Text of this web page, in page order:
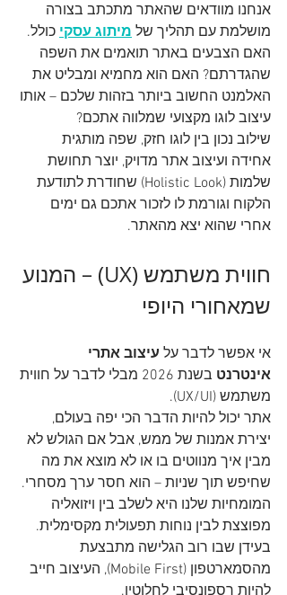
אנחנו מוודאים שהאתר מתכתב בצורה
מושלמת עם תהליך של מיתוג עסקי כולל.
האם הצבעים באתר תואמים את השפה
שהגדרתם? האם הוא מחמיא ומבליט את
האלמנט החשוב ביותר בזהות שלכם – אותו
עיצוב לוגו מקצועי שמלווה אתכם?
שילוב נכון בין לוגו חזק, שפה מותגית
אחידה ועיצוב אתר מדויק, יוצר תחושת
שלמות (Holistic Look) שחודרת לתודעת
הלקוח וגורמת לו לזכור אתכם גם ימים
אחרי שהוא יצא מהאתר.
חווית משתמש (UX) – המנוע
שמאחורי היופי
אי אפשר לדבר על עיצוב אתרי
אינטרנט
בשנת 2026 מבלי לדבר על חווית
משתמש (UX/UI).
אתר יכול להיות הדבר הכי יפה בעולם,
יצירת אמנות של ממש, אבל אם הגולש לא
מבין איך מנווטים בו או לא מוצא את מה
שחיפש תוך שניות – הוא חסר ערך מסחרי.
המומחיות שלנו היא לשלב בין ויזואליה
מפוצצת לבין נוחות תפעולית מקסימלית.
בעידן שבו רוב הגלישה מתבצעת
מהסמארטפון (Mobile First), העיצוב חייב